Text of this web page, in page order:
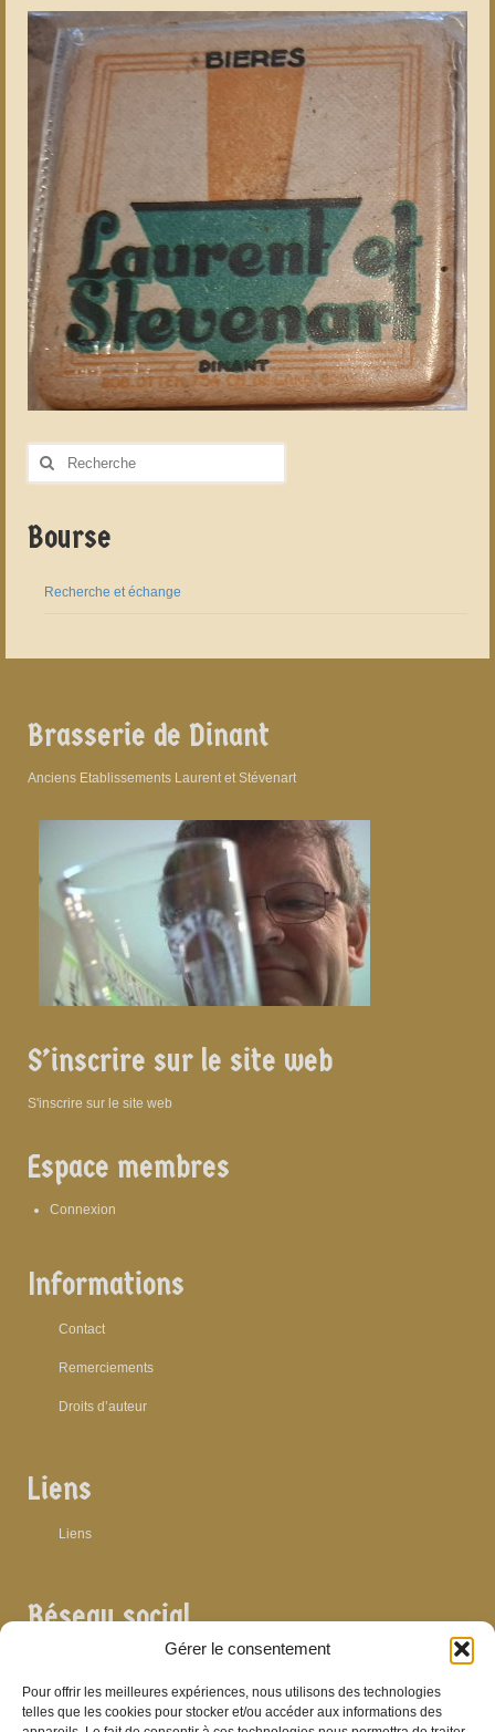
Gérer le consentement
Pour offrir les meilleures expériences, nous utilisons des technologies
telles que les cookies pour stocker et/ou accéder aux informations des
Rechercher
Bourse
Recherche et échange
Brasserie de Dinant
Anciens Etablissements Laurent et Stévenart
S’inscrire sur le site web
S'inscrire sur le site web
Espace membres
Connexion
Informations
Contact
Remerciements
Droits d’auteur
Liens
Liens
Réseau social